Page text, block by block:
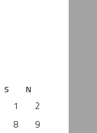
S N
1
2
8
9